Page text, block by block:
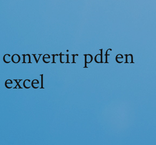
pdf en
excel